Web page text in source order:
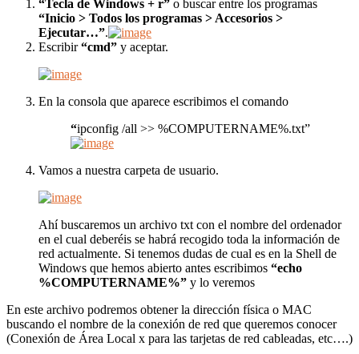
“Tecla de Windows + r” o buscar entre los programas
“Inicio > Todos los programas > Accesorios >
Ejecutar…”.
Escribir“cmd” y aceptar.
En la consola que aparece escribimos el comando
“ipconfig /all >> %COMPUTERNAME%.txt”
Vamos a nuestra carpeta de usuario.
Ahí buscaremos un archivo txt con el nombre del ordenador
en el cual deberéis se habrá recogido toda la información de
red actualmente. Si tenemos dudas de cual es en la Shell de
Windows que hemos abierto antes escribimos “echo
%COMPUTERNAME%” y lo veremos
En este archivo podremos obtener la dirección física o MAC
buscando el nombre de la conexión de red que queremos conocer
(Conexión de Área Local x para las tarjetas de red cableadas, etc….)